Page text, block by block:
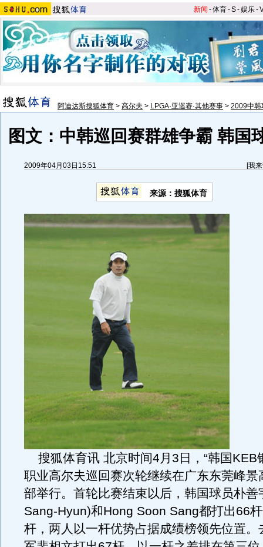
新闻 -体育-S-娱乐-
阿迪达斯搜狐体育 > 高尔夫 > LPGA·亚巡赛·其他赛事 > 2009中韩
图文：中韩巡回赛群雄争霸 韩国
2009年04月03日15:51 [我
来源：搜狐体育
搜狐体育讯 北京时间4月3日，“韩国KEB
职业高尔夫巡回赛次轮继续在广东东莞峰景
部举行。首轮比赛结束以后，韩国球员朴善
Sang-Hyun)和Hong Soon Sang都打出66
杆，两人以一杆优势占据成绩榜领先位置。